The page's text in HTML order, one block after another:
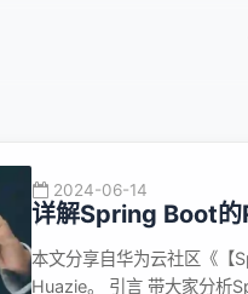
2024-06-14
详解Spring Boot
本文分享自华为云社区《【
Huazie。 引言 带大家分析